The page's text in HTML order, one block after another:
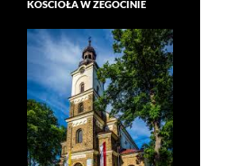
KOŚCIOŁA W ŻEGOCINIE